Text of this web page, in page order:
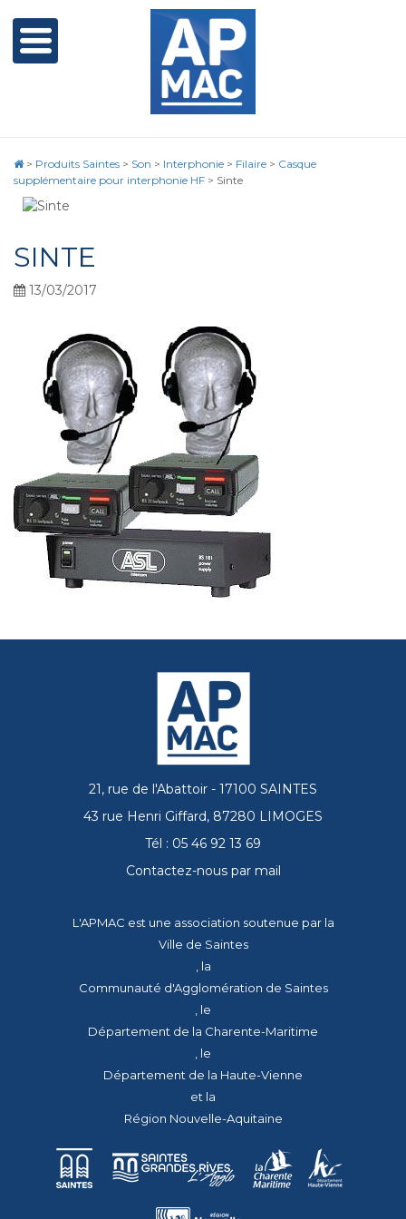
> Produits Saintes > Son > Interphonie > Filaire > Casque
supplémentaire pour interphonie HF > Sinte
SINTE
13/03/2017
21, rue de l'Abattoir - 17100 SAINTES
43 rue Henri Giffard, 87280 LIMOGES
Tél : 05 46 92 13 69
Contactez-nous par mail
L'APMAC est une association soutenue par la
Ville de Saintes
, la
Communauté d'Agglomération de Saintes
, le
Département de la Charente-Maritime
, le
Département de la Haute-Vienne
et la
Région Nouvelle-Aquitaine